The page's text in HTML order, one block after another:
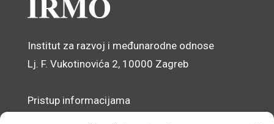
Institut za razvoj i međunarodne odnose
Lj. F. Vukotinovića 2, 10000 Zagreb
Pristup informacijama